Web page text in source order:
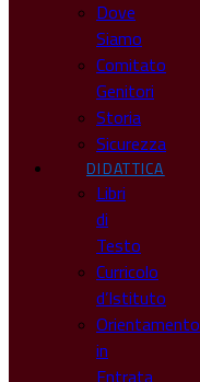
Dove
Siamo
Comitato
Genitori
Storia
Sicurezza
DIDATTICA
Libri
di
Testo
Curricolo
d’Istituto
Orientamento
in
Entrata